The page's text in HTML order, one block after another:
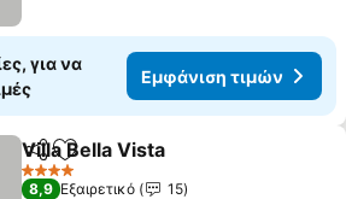
για να
Εμφάνιση τιμών
Κοινοποίηση
Προσθήκη στα αγαπημένα
Villa Bella Vista
4 Αστέρια
8,9 Εξαιρετικό
15